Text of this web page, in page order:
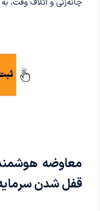
معاوضه
قفل شدن